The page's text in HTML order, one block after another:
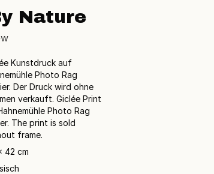
Nature
Kunstdruck auf
Photo Rag
Der Druck wird ohne
verkauft. Giclée Print
Photo Rag
The print is sold
frame.
42 cm